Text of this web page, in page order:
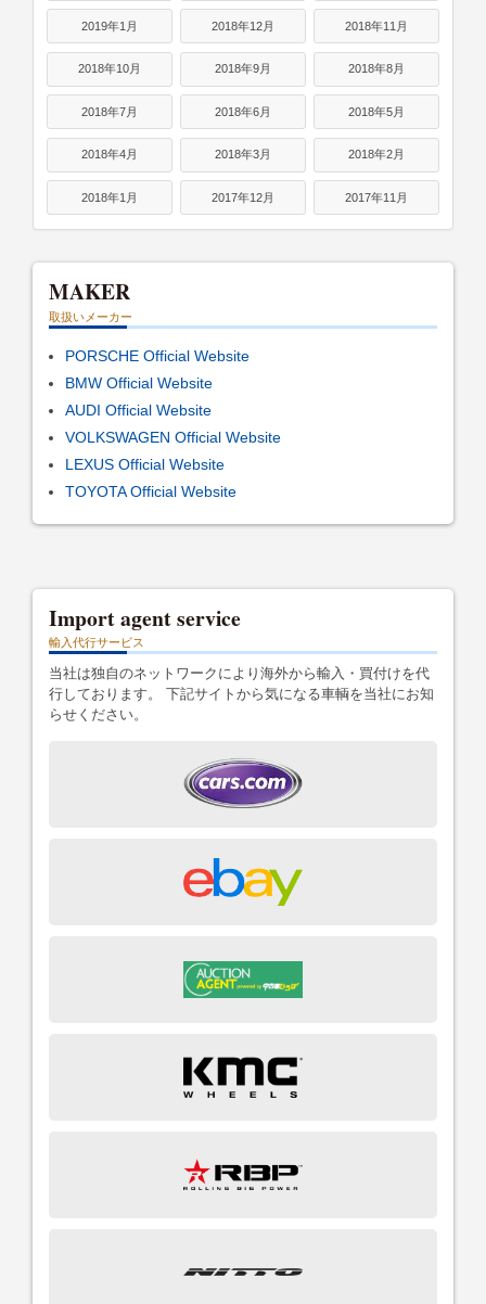
2019年1月 2018年12月 2018年11月
2018年10月 2018年9月 2018年8月
2018年7月 2018年6月 2018年5月
2018年4月 2018年3月 2018年2月
2018年1月 2017年12月 2017年11月
MAKER
取扱いメーカー
PORSCHE Official Website
BMW Official Website
AUDI Official Website
VOLKSWAGEN Official Website
LEXUS Official Website
TOYOTA Official Website
Import agent service
輸入代行サービス
当社は独自のネットワークにより海外から輸入・買付けを代
行しております。 下記サイトから気になる車輌を当社にお知
らせください。